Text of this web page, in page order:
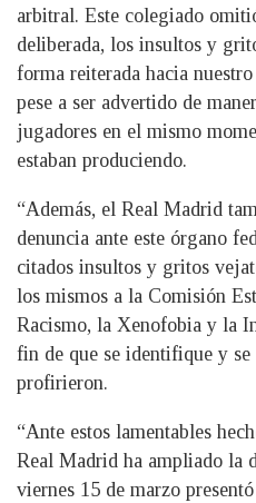
arbitral. Este colegiado
deliberada, los insultos y
forma reiterada hacia
pese a ser advertido de
jugadores en el mismo
estaban produciendo.
“Además, el Real Madrid
denuncia ante este órgano
citados insultos y gritos
los mismos a la Comisión
Racismo, la Xenofobia y la
fin de que se identifique y se
profirieron.
“Ante estos lamentables
Real Madrid ha ampliado la
viernes 15 de marzo